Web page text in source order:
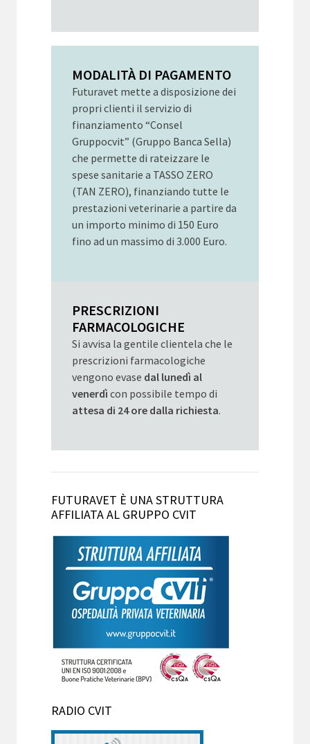
MODALITÀ DI PAGAMENTO
Futuravet mette a disposizione dei
propri clienti il servizio di
finanziamento “Consel
Gruppocvit” (Gruppo Banca Sella)
che permette di rateizzare le
spese sanitarie a TASSO ZERO
(TAN ZERO), finanziando tutte le
prestazioni veterinarie a partire da
un importo minimo di 150 Euro
fino ad un massimo di 3.000 Euro.
PRESCRIZIONI
FARMACOLOGICHE
Si avvisa la gentile clientela che le
prescrizioni farmacologiche
vengono evase dal lunedì al
venerdì con possibile tempo di
attesa di 24 ore dalla richiesta.
FUTURAVET È UNA STRUTTURA
AFFILIATA AL GRUPPO CVIT
RADIO CVIT